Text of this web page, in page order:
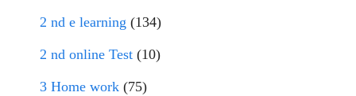
2 nd e learning (134)
2 nd online Test (10)
3 Home work (75)